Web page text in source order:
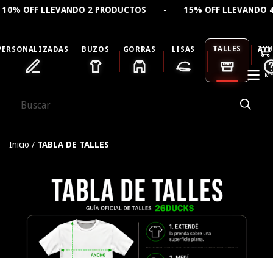
2 PRODUCTOS - 15% OFF LLEVANDO 4
BUZOS GORRAS LISAS TALLES
Inicio / TABLA DE TALLES